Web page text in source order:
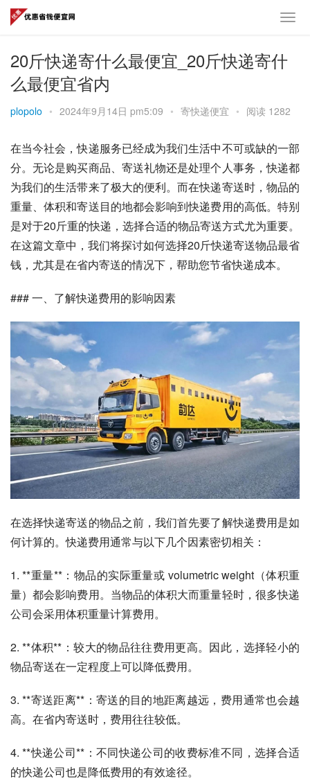
20斤快递寄什么最便宜_20斤快递寄什
么最便宜省内
plopolo • 2024年9月14日 pm5:09 • 寄快递便宜 • 阅读 1282
在当今社会，快递服务已经成为我们生活中不可或缺的一部
分。无论是购买商品、寄送礼物还是处理个人事务，快递都
为我们的生活带来了极大的便利。而在快递寄送时，物品的
重量、体积和寄送目的地都会影响到快递费用的高低。特别
是对于20斤重的快递，选择合适的物品寄送方式尤为重要。
在这篇文章中，我们将探讨如何选择20斤快递寄送物品最省
钱，尤其是在省内寄送的情况下，帮助您节省快递成本。
### 一、了解快递费用的影响因素
在选择快递寄送的物品之前，我们首先要了解快递费用是如
何计算的。快递费用通常与以下几个因素密切相关：
1. **重量**：物品的实际重量或 volumetric weight（体积重
量）都会影响费用。当物品的体积大而重量轻时，很多快递
公司会采用体积重量计算费用。
2. **体积**：较大的物品往往费用更高。因此，选择轻小的
物品寄送在一定程度上可以降低费用。
3. **寄送距离**：寄送的目的地距离越远，费用通常也会越
高。在省内寄送时，费用往往较低。
4. **快递公司**：不同快递公司的收费标准不同，选择合适
的快递公司也是降低费用的有效途径。